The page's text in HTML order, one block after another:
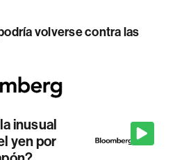
volverse contra las
inusual
yen por